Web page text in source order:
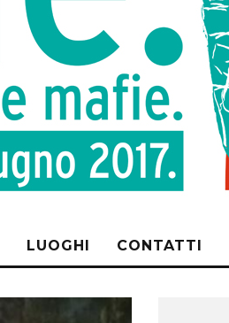
LUOGHI CONTATTI